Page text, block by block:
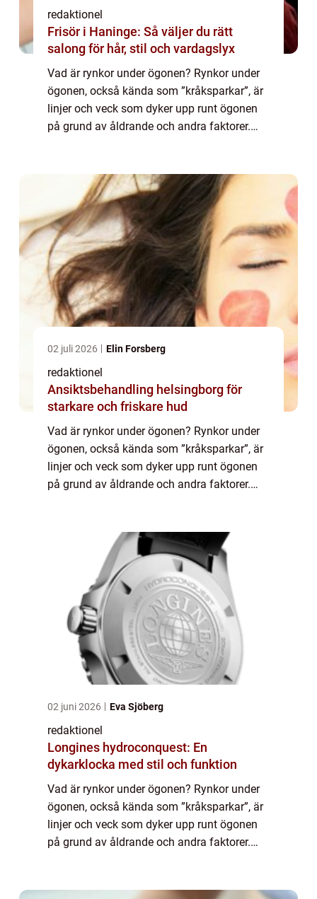
redaktionel
Frisör i Haninge: Så väljer du rätt
salong för hår, stil och vardagslyx
Vad är rynkor under ögonen? Rynkor under
ögonen, också kända som ”kråksparkar”, är
linjer och veck som dyker upp runt ögonen
på grund av åldrande och andra faktorer.
02 juli 2026 Elin Forsberg
redaktionel
Ansiktsbehandling helsingborg för
starkare och friskare hud
Vad är rynkor under ögonen? Rynkor under
ögonen, också kända som ”kråksparkar”, är
linjer och veck som dyker upp runt ögonen
på grund av åldrande och andra faktorer.
02 juni 2026 Eva Sjöberg
redaktionel
Longines hydroconquest: En
dykarklocka med stil och funktion
Vad är rynkor under ögonen? Rynkor under
ögonen, också kända som ”kråksparkar”, är
linjer och veck som dyker upp runt ögonen
på grund av åldrande och andra faktorer.